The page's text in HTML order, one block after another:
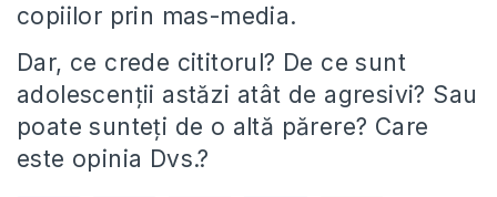
copiilor prin mas-media.
Dar, ce crede cititorul? De ce sunt
adolescenţii astăzi atât de agresivi? Sau
poate sunteţi de o altă părere? Care
este opinia Dvs.?